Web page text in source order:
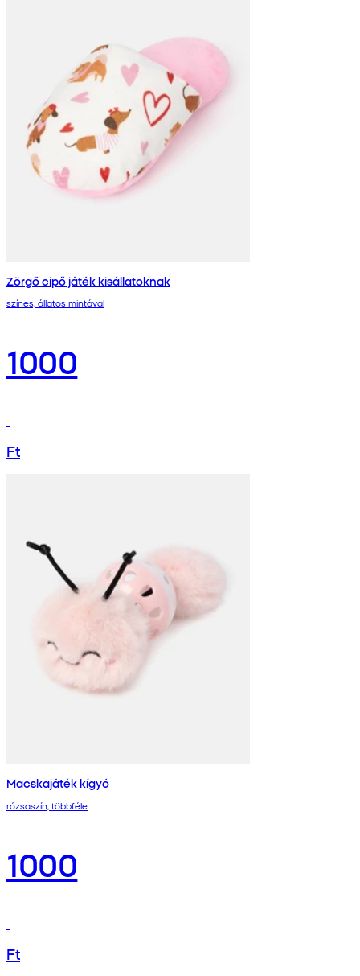
Zörgő cipő játék kisállatoknak
színes, állatos mintával
1000
Ft
Macskajáték kígyó
rózsaszín, többféle
1000
Ft